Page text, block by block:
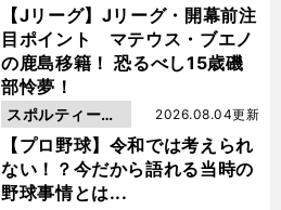
【Jリーグ】Jリーグ・開幕前注
目ポイント マテウス・ブエノ
の鹿島移籍！ 恐るべし15歳磯
部怜夢！
動画
【プロ野球】令和では考えられ
ない！？今だから語れる当時の
野球事情とは...
2026.08.04更新
スポルティーバ
動画